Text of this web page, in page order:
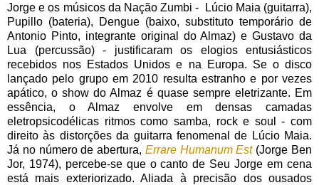
Jorge e os músicos da Nação Zumbi - Lúcio Maia (guitarra),
Pupillo (bateria), Dengue (baixo, substituto temporário de
Antonio Pinto, integrante original do Almaz) e Gustavo da
Lua (percussão) - justificaram os elogios entusiásticos
recebidos nos Estados Unidos e na Europa. Se o disco
lançado pelo grupo em 2010 resulta estranho e por vezes
apático, o show do Almaz é quase sempre eletrizante. Em
essência, o Almaz envolve em densas camadas
eletropsicodélicas ritmos como samba, rock e soul - com
direito às distorções da guitarra fenomenal de Lúcio Maia.
Já no número de abertura, Errare Humanum Est(Jorge Ben
Jor, 1974), percebe-se que o canto de Seu Jorge em cena
está mais exteriorizado. Aliada à precisão dos ousados